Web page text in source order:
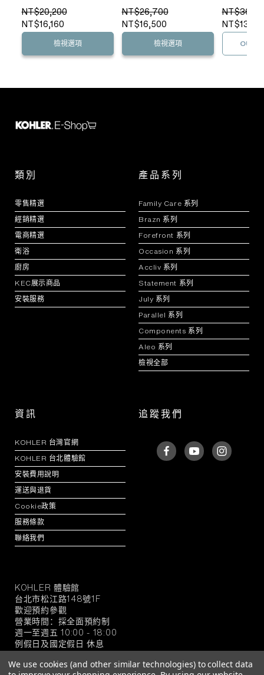
NT$20,200
NT$16,160
檢視選項
NT$26,700
NT$16,500
檢視選項 OUT
類別
零售精選
經銷精選
電商精選
衛浴
廚房
KEC展示商品
安裝服務
產品系列
Family Care 系列
Brazn 系列
Forefront 系列
Occasion 系列
Accliv 系列
Statement 系列
July 系列
Parallel 系列
Components 系列
Aleo 系列
檢視全部
資訊
KOHLER 台灣官網
KOHLER 台北體驗館
安裝費用說明
運送與退貨
Cookie政策
服務條款
聯絡我們
追蹤我們
KOHLER
官
方
旗
艦
店
KOHLER 體驗館
台北市松江路148號1F
歡迎預約參觀
營業時間：採全面預約制
週一至週五 10:00 - 18:00
例假日及國定假日 休息
We use cookies (and other similar technologies) to collect data